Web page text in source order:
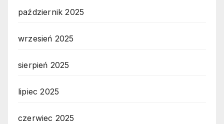
październik 2025
wrzesień 2025
sierpień 2025
lipiec 2025
czerwiec 2025